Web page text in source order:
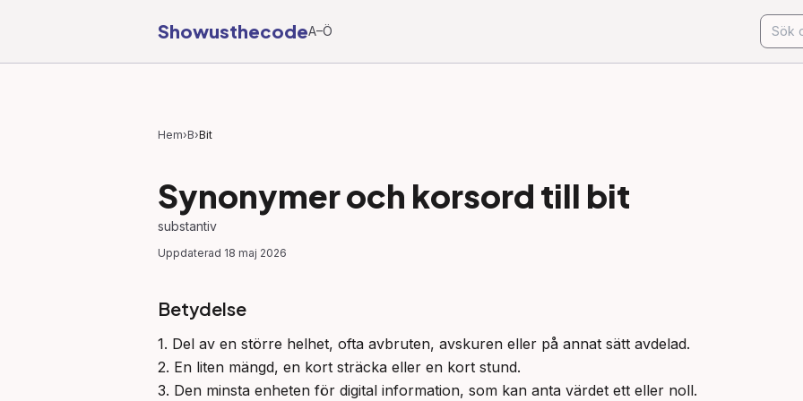
ShowusthecodeA–Ö
Hem›B›Bit
Synonymer och korsord till bit
substantiv
Uppdaterad 18 maj 2026
Betydelse
1. Del av en större helhet, ofta avbruten, avskuren eller på annat sätt avdelad.
2. En liten mängd, en kort sträcka eller en kort stund.
3. Den minsta enheten för digital information, som kan anta värdet ett eller noll.